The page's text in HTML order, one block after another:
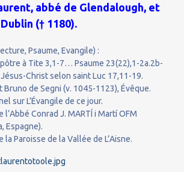
abbé de Glendalough, et
(† 1180).
Psaume, Evangile) :
à Tite 3,1-7… Psaume 23(22),1-2a.2b-
Christ selon saint Luc 17,11-19.
Bruno de Segni (v. 1045-1123), Évêque.
sur L’Évangile de ce jour.
Conrad J. MARTÍ i Martí OFM
Espagne).
Paroisse de la Vallée de L’Aisne.